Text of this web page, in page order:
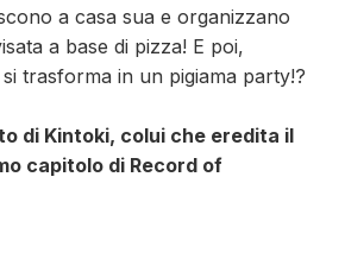
a casa sua e organizzano
a base di pizza! E poi,
trasforma in un pigiama party!?
di Kintoki, colui che eredita il
capitolo di Record of